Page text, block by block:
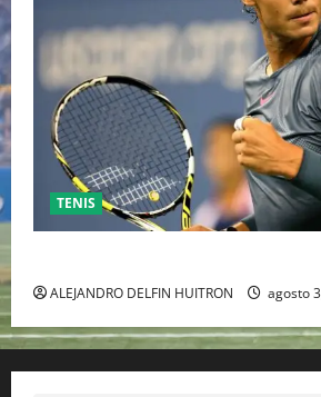
TENIS
ALEJANDRO DELFIN HUITRON agosto